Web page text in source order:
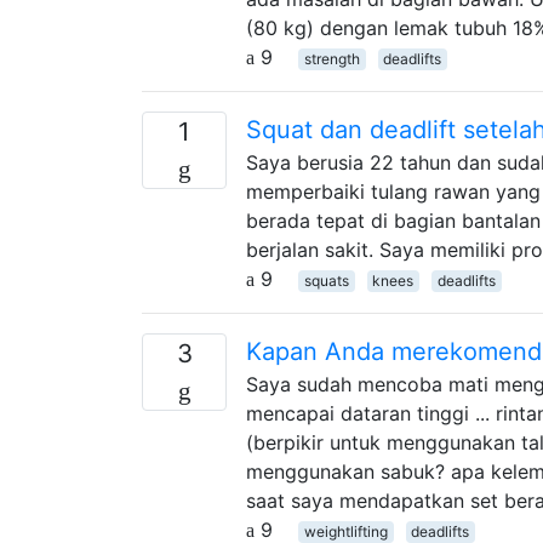
(80 kg) dengan lemak tubuh
9
strength deadlifts
1 Squat dan deadlift
Saya berusia 22 tahun dan
memperbaiki tulang rawan
berada tepat di bagian
berjalan sakit. Saya memiliki
9
squats knees deadlifts
3 Kapan Anda
Saya sudah mencoba mati
mencapai dataran tinggi ...
(berpikir untuk menggunakan
menggunakan sabuk? apa
saat saya mendapatkan set
9
weightlifting deadlifts